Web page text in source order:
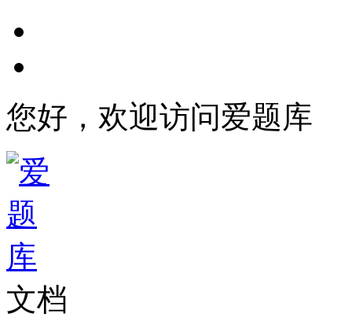
您好，欢迎访问爱题库
文档